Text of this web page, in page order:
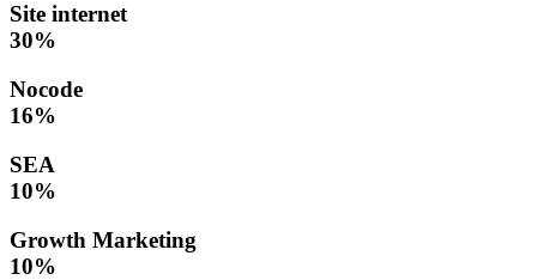
Site internet
30%
Nocode
16%
SEA
10%
Growth Marketing
10%